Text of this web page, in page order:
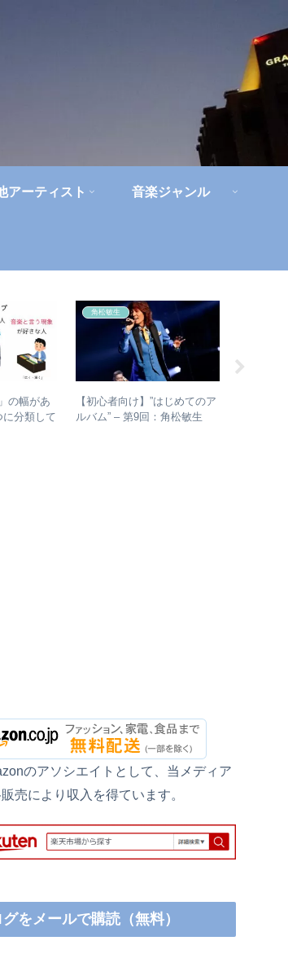
アーティスト 音楽ジャンル
の幅があ
に分類して
角松敏生
【初心者向け】”はじめてのア
ルバム” – 第9回：角松敏生
のアソシエイトとして、当メディア
売により収入を得ています。
をメールで購読（無料）